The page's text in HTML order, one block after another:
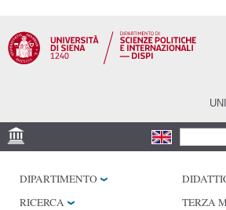
contenuto
principale
LABORATORI
DIPARTIMENTO
RICERCA
TERZA